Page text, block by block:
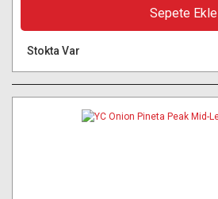
Sepete Ekle
Stokta Var